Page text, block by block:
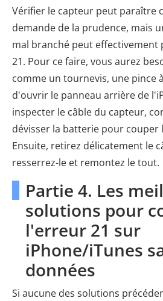
Vérifier le capteur peut paraître
demande de la prudence, mais
mal branché peut
21. Pour ce faire, vous aurez
comme un tournevis, une pince
d'ouvrir le panneau arrière de
inspecter le câble du capteur,
dévisser la batterie pour couper
Ensuite, retirez délicatement le
resserrez-le et remontez le tout.
Partie 4. Les
solutions pour
l'erreur 21 sur
iPhone/iTunes
données
Si aucune des solutions